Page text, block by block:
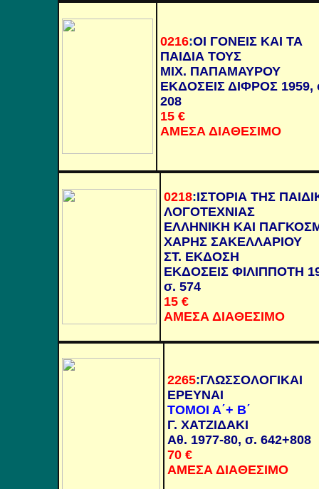
0216:ΟΙ ΓΟΝΕΙΣ ΚΑΙ ΤΑ
ΠΑΙΔΙΑ ΤΟΥΣ
ΜΙΧ. ΠΑΠΑΜΑΥΡΟΥ
ΕΚΔΟΣΕΙΣ ΔΙΦΡΟΣ 1959,
208
15 €
ΑΜΕΣΑ ΔΙΑΘΕΣΙΜΟ
0218:ΙΣΤΟΡΙΑ ΤΗΣ
ΛΟΓΟΤΕΧΝΙΑΣ
ΕΛΛΗΝΙΚΗ ΚΑΙ
ΧΑΡΗΣ ΣΑΚΕΛΛΑΡΙΟΥ
ΣΤ. ΕΚΔΟΣΗ
ΕΚΔΟΣΕΙΣ ΦΙΛΙΠΠΟΤΗ
σ. 574
15 €
ΑΜΕΣΑ ΔΙΑΘΕΣΙΜΟ
2265:ΓΛΩΣΣΟΛΟΓΙΚΑΙ
ΕΡΕΥΝΑΙ
ΤΟΜΟΙ Α΄+ Β΄
Γ. ΧΑΤΖΙΔΑΚΙ
Αθ. 1977-80, σ. 642+808
70 €
ΑΜΕΣΑ ΔΙΑΘΕΣΙΜΟ